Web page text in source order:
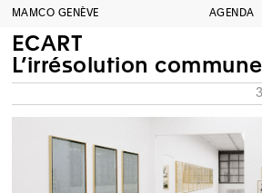
MAMCO GENÈVE AGENDA
ECART
L’irrésolution commune d’un engagement